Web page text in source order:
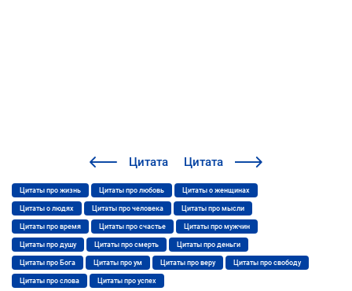
Цитата Цитата
Цитаты про жизнь Цитаты про любовь Цитаты о женщинах
Цитаты о людях Цитаты про человека Цитаты про мысли
Цитаты про время Цитаты про счастье Цитаты про мужчин
Цитаты про душу Цитаты про смерть Цитаты про деньги
Цитаты про Бога Цитаты про ум Цитаты про веру Цитаты про свободу
Цитаты про слова Цитаты про успех